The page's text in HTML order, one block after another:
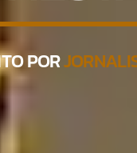
POR